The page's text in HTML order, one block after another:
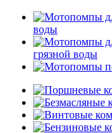
воды
грязной воды